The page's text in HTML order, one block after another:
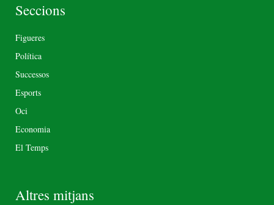
Seccions
Figueres
Política
Successos
Esports
Oci
Economia
El Temps
Altres mitjans